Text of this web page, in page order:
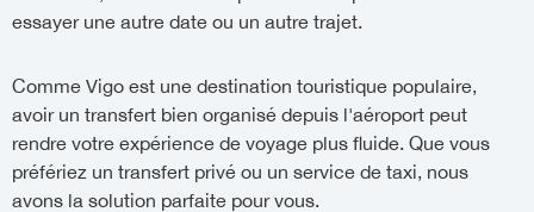
essayer une autre date ou un autre trajet.
Comme Vigo est une destination touristique populaire,
avoir un transfert bien organisé depuis l'aéroport peut
rendre votre expérience de voyage plus fluide. Que vous
préfériez un transfert privé ou un service de taxi, nous
avons la solution parfaite pour vous.